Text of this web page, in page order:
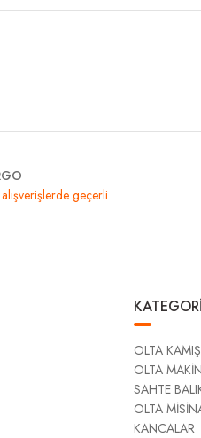
geçerli
OLTA
OLTA
SAHTE
OLTA
KANCALAR